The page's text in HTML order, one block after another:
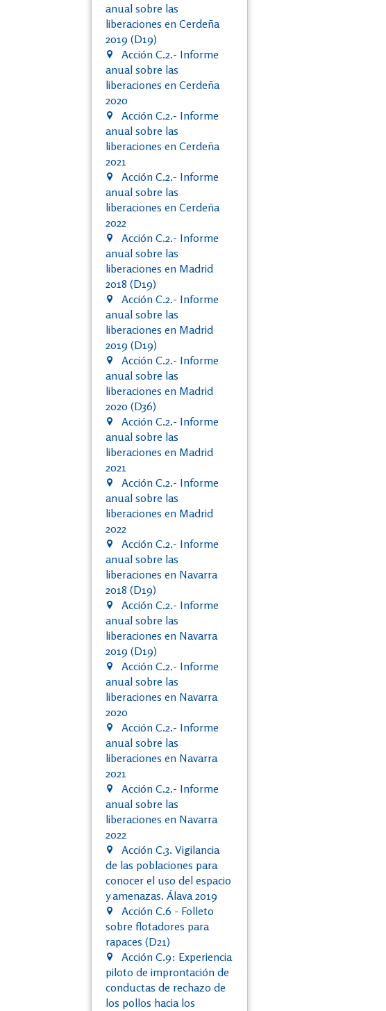
anual sobre las
liberaciones en Cerdeña
2019 (D19)
Acción C.2.- Informe
anual sobre las
liberaciones en Cerdeña
2020
Acción C.2.- Informe
anual sobre las
liberaciones en Cerdeña
2021
Acción C.2.- Informe
anual sobre las
liberaciones en Cerdeña
2022
Acción C.2.- Informe
anual sobre las
liberaciones en Madrid
2018 (D19)
Acción C.2.- Informe
anual sobre las
liberaciones en Madrid
2019 (D19)
Acción C.2.- Informe
anual sobre las
liberaciones en Madrid
2020 (D36)
Acción C.2.- Informe
anual sobre las
liberaciones en Madrid
2021
Acción C.2.- Informe
anual sobre las
liberaciones en Madrid
2022
Acción C.2.- Informe
anual sobre las
liberaciones en Navarra
2018 (D19)
Acción C.2.- Informe
anual sobre las
liberaciones en Navarra
2019 (D19)
Acción C.2.- Informe
anual sobre las
liberaciones en Navarra
2020
Acción C.2.- Informe
anual sobre las
liberaciones en Navarra
2021
Acción C.2.- Informe
anual sobre las
liberaciones en Navarra
2022
Acción C.3. Vigilancia
de las poblaciones para
conocer el uso del espacio
y amenazas. Álava 2019
Acción C.6 - Folleto
sobre flotadores para
rapaces (D21)
Acción C.9: Experiencia
piloto de improntación de
conductas de rechazo de
los pollos hacia los